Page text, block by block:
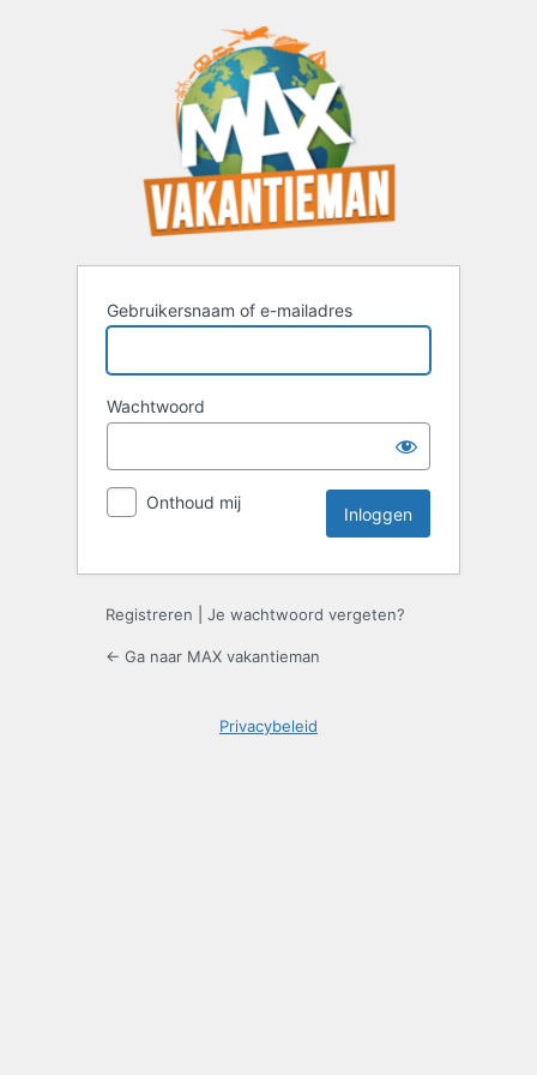
Gebruikersnaam of e-mailadres
Wachtwoord
Onthoud mij
Registreren Je wachtwoord vergeten?
← Ga naar MAX vakantieman
Privacybeleid